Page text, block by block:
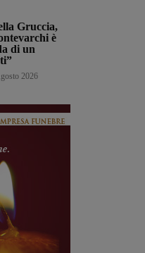
Gruccia,
è
di un
2026